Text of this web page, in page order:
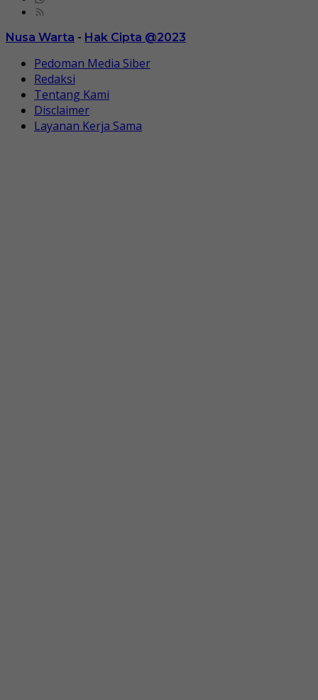
Nusa Warta - Hak Cipta @2023
Pedoman Media Siber
Redaksi
Tentang Kami
Disclaimer
Layanan Kerja Sama